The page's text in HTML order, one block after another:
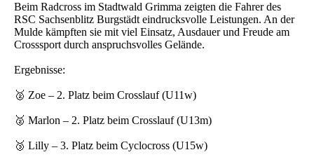
Beim Radcross im Stadtwald Grimma zeigten die Fahrer des
RSC Sachsenblitz Burgstädt eindrucksvolle Leistungen. An der
Mulde kämpften sie mit viel Einsatz, Ausdauer und Freude am
Crosssport durch anspruchsvolles Gelände.
Ergebnisse:
🥈 Zoe – 2. Platz beim Crosslauf (U11w)
🥈 Marlon – 2. Platz beim Crosslauf (U13m)
🥉 Lilly – 3. Platz beim Cyclocross (U15w)